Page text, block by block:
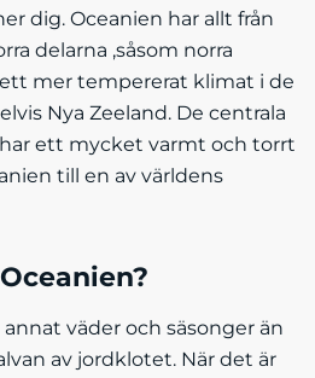
dig. Oceanien har allt från
delarna ,såsom norra
mer tempererat klimat i de
Nya Zeeland. De centrala
ett mycket varmt och torrt
till en av världens
väder och säsonger än
av jordklotet. När det är